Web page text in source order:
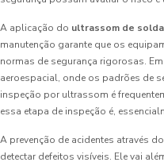
A aplicação do ultrassom de solda
manutenção garante que os
normas de segurança rigorosas.
aeroespacial, onde os padrões de
inspeção por ultrassom é
essa etapa de inspeção é,
A prevenção de acidentes através do
detectar defeitos visíveis. Ele vai